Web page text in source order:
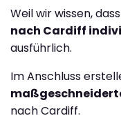
Weil wir wissen, dass
nach Cardiff
ausführlich.
Im Anschluss
nach Cardiff.